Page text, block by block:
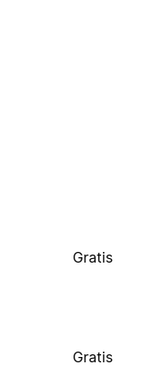
Gratis
Gratis